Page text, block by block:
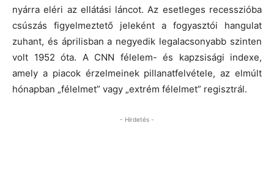
nyárra eléri az ellátási láncot. Az esetleges recesszióba
csúszás figyelmeztető jeleként a fogyasztói hangulat
zuhant, és áprilisban a negyedik legalacsonyabb szinten
volt 1952 óta. A CNN félelem- és kapzsisági indexe,
amely a piacok érzelmeinek pillanatfelvétele, az elmúlt
hónapban „félelmet” vagy „extrém félelmet” regisztrál.
- Hirdetés -